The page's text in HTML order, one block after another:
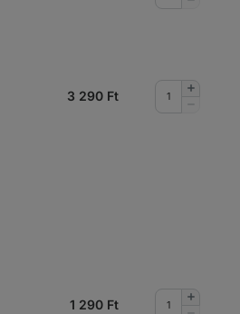
3 290 Ft
Mennyiség
1 290 Ft
Mennyiség